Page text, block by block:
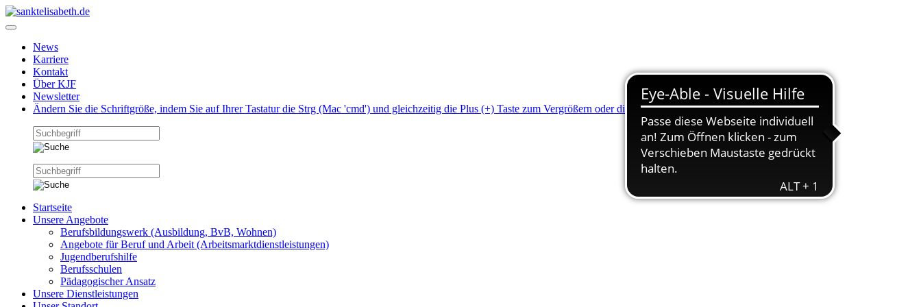
News
Karriere
Kontakt
Über KJF
Newsletter
Ändern Sie die Schriftgröße, indem Sie auf Ihrer Tastatur die Strg (Mac 'cmd') und gleichzeitig die Plus (+) Taste zum Vergrößern oder die Minus (-) Taste zum Verkleinern drücken.
Startseite
Unsere Angebote
Berufsbildungswerk (Ausbildung, BvB, Wohnen)
Angebote für Beruf und Arbeit (Arbeitsmarktdienstleistungen)
Jugendberufshilfe
Berufsschulen
Pädagogischer Ansatz
Unsere Dienstleistungen